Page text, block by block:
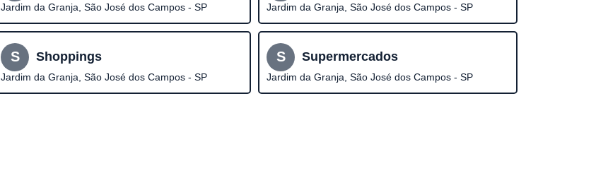
Jardim da Granja, São José dos Campos - SP Jardim da Granja, São José dos Campos - SP
S Shoppings
Jardim da Granja, São José dos Campos - SP
S Supermercados
Jardim da Granja, São José dos Campos - SP